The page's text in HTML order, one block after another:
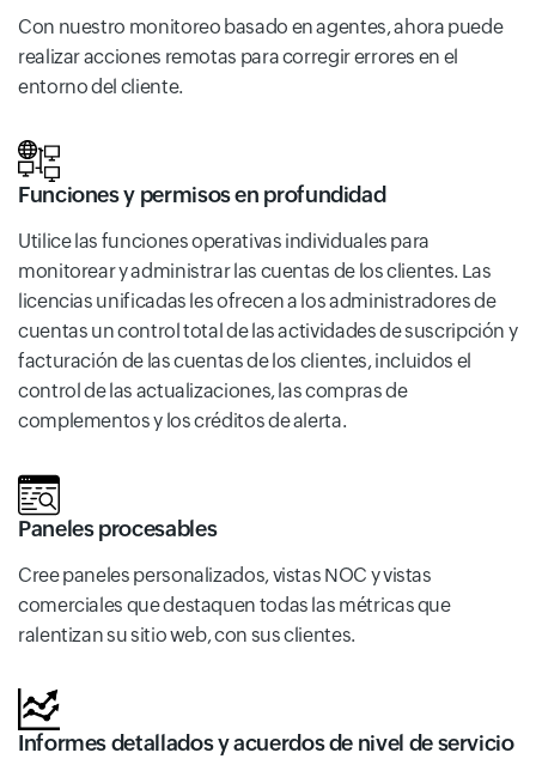
Con nuestro monitoreo basado en agentes, ahora puede
realizar acciones remotas para corregir errores en el
entorno del cliente.
Funciones y permisos en profundidad
Utilice las funciones operativas individuales para
monitorear y administrar las cuentas de los clientes. Las
licencias unificadas les ofrecen a los administradores de
cuentas un control total de las actividades de suscripción y
facturación de las cuentas de los clientes, incluidos el
control de las actualizaciones, las compras de
complementos y los créditos de alerta.
Paneles procesables
Cree paneles personalizados, vistas NOC y vistas
comerciales que destaquen todas las métricas que
ralentizan su sitio web, con sus clientes.
Informes detallados y acuerdos de nivel de servicio